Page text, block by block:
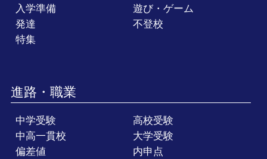
入学準備
遊び・ゲーム
発達
不登校
特集
進路・職業
中学受験
高校受験
中高一貫校
大学受験
偏差値
内申点